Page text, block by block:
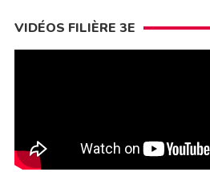
VIDÉOS FILIÈRE 3E